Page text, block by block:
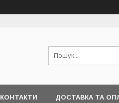
КОНТАКТИ ДОСТАВКА ТА